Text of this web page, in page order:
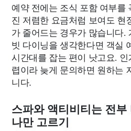
예약 전에는 조식 포함 여부를
진 저렴한 요금처럼 보여도 현
가 줄어드는 경우가 많습니다.
빗 다이닝을 생각한다면 객실
시간대를 잡는 편이 낫고요.
렵이라 늦게 문의하면 원하는
니다.
스파와 액티비티는 전
나만 고르기